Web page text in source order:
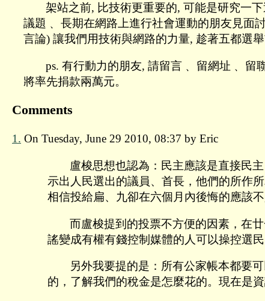
架站之前, 比技術更重要的, 可能是研究一
議題﹑ 長期在網路上進行社會運動的朋友見面
言論) 讓我們用技術與網路的力量, 趁著五都選
ps. 有行動力的朋友, 請留言﹑ 留網址﹑
將率先捐款兩萬元。
Comments
1. On Tuesday, June 29 2010, 08:37 by Eric
盧梭思想也認為：民主應該是直接民
示出人民選出的議員、首長，他們的所作
相信投給扁、九卻在六個月內後悔的應該
而盧梭提到的投票不方便的因素，在
謠變成有權有錢控制媒體的人可以操控選
另外我要提的是：所有公家帳本都要
的，了解我們的稅金是怎麼花的。現在是